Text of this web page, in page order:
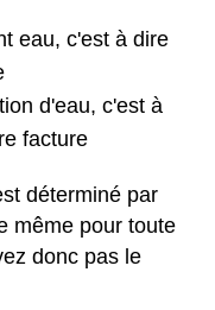
eau, c'est à dire
d'eau, c'est à
facture
déterminé par
même pour toute
donc pas le